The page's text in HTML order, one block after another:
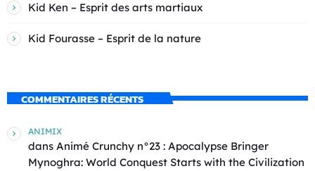
Kid Ken – Esprit des arts martiaux
Kid Fourasse – Esprit de la nature
COMMENTAIRES RÉCENTS
ANIMIX
dans Animé Crunchy n°23 : Apocalypse Bringer
Mynoghra: World Conquest Starts with the Civilization